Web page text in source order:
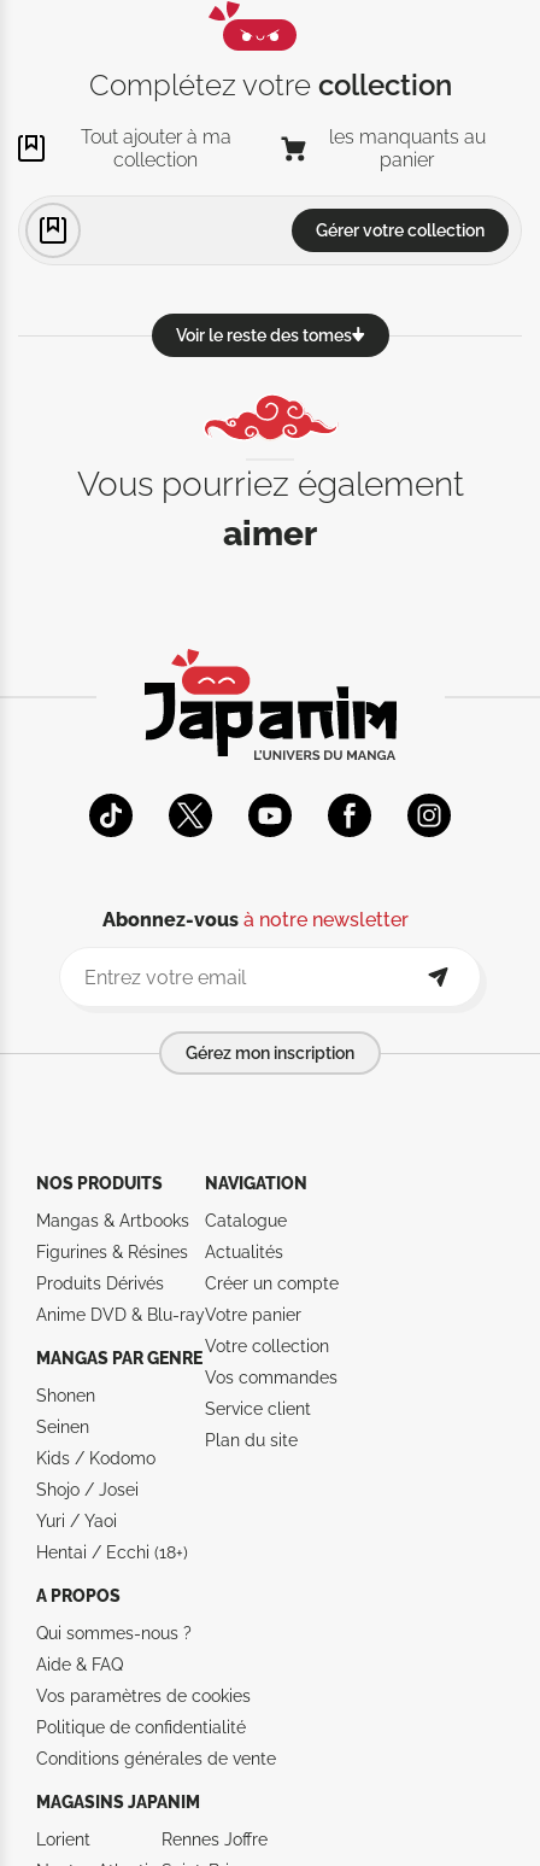
Complétez votre collection
Tout ajouter à ma
collection
les manquants au
panier
Gérer votre collection
Voir le reste des tomes
Vous pourriez également
aimer
Abonnez-vousà notre newsletter
Gérez mon inscription
NOS PRODUITS
Mangas & Artbooks
Figurines & Résines
Produits Dérivés
Anime DVD & Blu‑ray
MANGAS PAR GENRE
Shonen
Seinen
Kids / Kodomo
Shojo / Josei
Yuri / Yaoi
Hentai / Ecchi (18+)
NAVIGATION
Catalogue
Actualités
Créer un compte
Votre panier
Votre collection
Vos commandes
Service client
Plan du site
A PROPOS
Qui sommes-nous ?
Aide & FAQ
Vos paramètres de cookies
Politique de confidentialité
Conditions générales de vente
MAGASINS JAPANIM
Lorient
Rennes Joffre